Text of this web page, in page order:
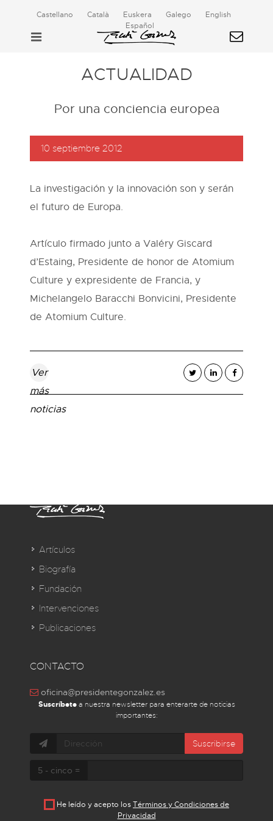
Castellano Català Euskera Galego
English
Español
ACTUALIDAD
Por una conciencia europea
10 septiembre 2012
La investigación y la innovación son y serán
el futuro de Europa.
Artículo firmado junto a Valéry Giscard
d’Estaing, Presidente de honor de Atomium
Culture y expresidente de Francia, y
Michelangelo Baracchi Bonvicini, Presidente
de Atomium Culture.
Ver
más
noticias
Artículos
Biografía
Fundación
Intervenciones
Publicaciones
CONTACTO
oficina@presidentegonzalez.es
Suscríbetea nuestra newsletter para enterarte de noticias
importantes:
Suscribirse
5 - cinco =
He leído y acepto losTérminos y Condiciones de
Privacidad